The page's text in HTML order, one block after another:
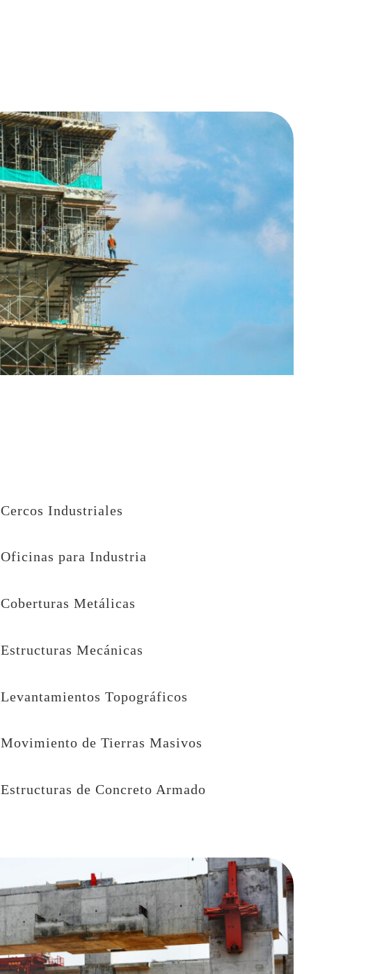
Cercos Industriales
Oficinas para Industria
Coberturas Metálicas
Estructuras Mecánicas
Levantamientos Topográficos
Movimiento de Tierras Masivos
Estructuras de Concreto Armado